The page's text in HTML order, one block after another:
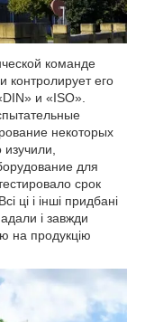
команде
контролирует его
и «ISO».
некоторых
для
срок
Всі ці і інші придбані
і завжди
на продукцію